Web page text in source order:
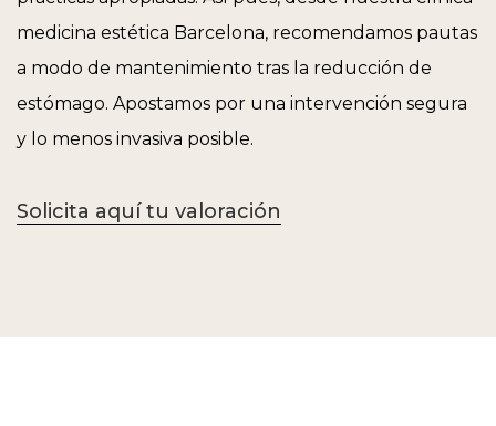
medicina estética Barcelona, recomendamos pautas
a modo de mantenimiento tras la reducción de
estómago. Apostamos por una intervención segura
y lo menos invasiva posible.
Solicita aquí tu valoración